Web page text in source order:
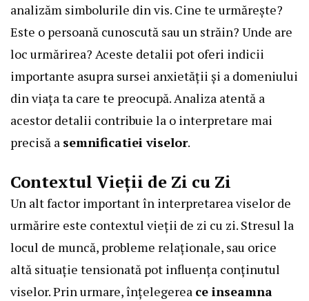
analizăm simbolurile din vis. Cine te urmărește?
Este o persoană cunoscută sau un străin? Unde are
loc urmărirea? Aceste detalii pot oferi indicii
importante asupra sursei anxietății și a domeniului
din viața ta care te preocupă. Analiza atentă a
acestor detalii contribuie la o interpretare mai
precisă a semnificatiei viselor.
Contextul Vieții de Zi cu Zi
Un alt factor important în interpretarea viselor de
urmărire este contextul vieții de zi cu zi. Stresul la
locul de muncă, probleme relaționale, sau orice
altă situație tensionată pot influența conținutul
viselor. Prin urmare, înțelegerea ce inseamna